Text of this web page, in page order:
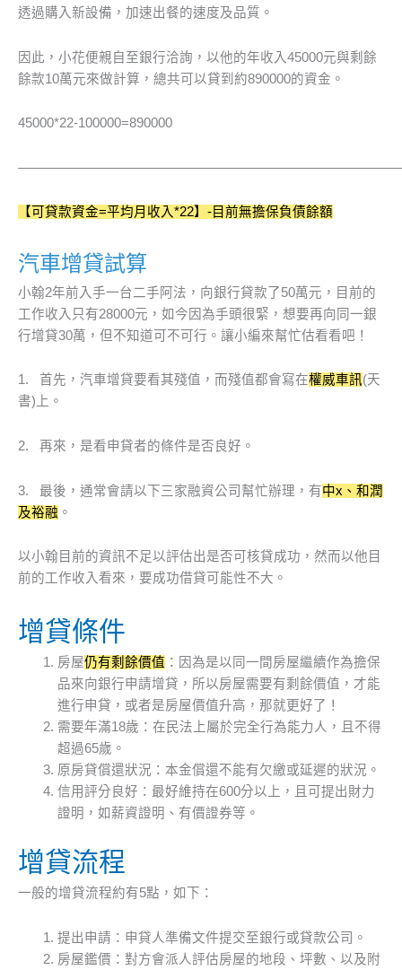
透過購入新設備，加速出餐的速度及品質。
因此，小花便親自至銀行洽詢，以他的年收入45000元與剩餘
餘款10萬元來做計算，總共可以貸到約890000的資金。
45000*22-100000=890000
【可貸款資金=平均月收入*22】-目前無擔保負債餘額
汽車增貸試算
小翰2年前入手一台二手阿法，向銀行貸款了50萬元，目前的
工作收入只有28000元，如今因為手頭很緊，想要再向同一銀
行增貸30萬，但不知道可不可行。讓小編來幫忙估看看吧！
1. 首先，汽車增貸要看其殘值，而殘值都會寫在權威車訊(天
書)上。
2. 再來，是看申貸者的條件是否良好。
3. 最後，通常會請以下三家融資公司幫忙辦理，有中x、和潤
及裕融 。
以小翰目前的資訊不足以評估出是否可核貸成功，然而以他目
前的工作收入看來，要成功借貸可能性不大。
增貸條件
房屋仍有剩餘價值 ：因為是以同一間房屋繼續作為擔保
品來向銀行申請增貸，所以房屋需要有剩餘價值，才能
進行申貸，或者是房屋價值升高，那就更好了！
需要年滿18歲：在民法上屬於完全行為能力人，且不得
超過65歲。
原房貸償還狀況：本金償還不能有欠繳或延遲的狀況。
信用評分良好：最好維持在600分以上，且可提出財力
證明，如薪資證明、有價證券等。
增貸流程
一般的增貸流程約有5點，如下：
提出申請：申貸人準備文件提交至銀行或貸款公司。
房屋鑑價：對方會派人評估房屋的地段、坪數、以及附